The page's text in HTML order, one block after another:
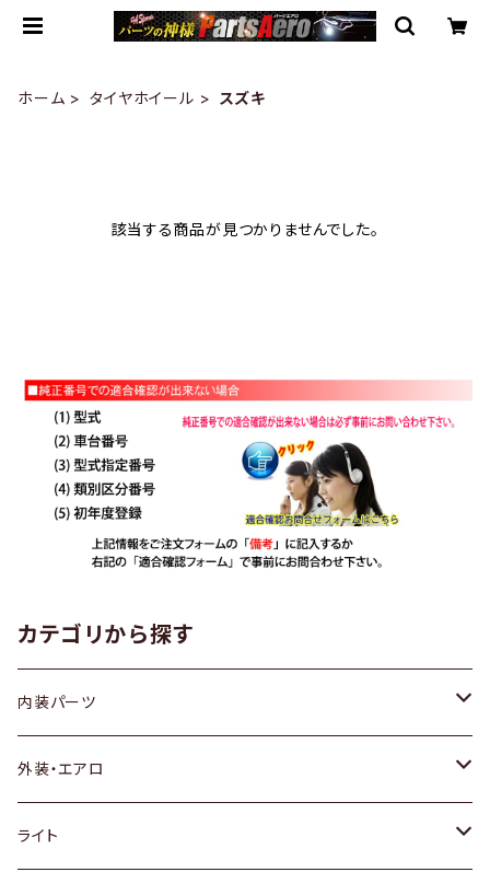
ホーム タイヤホイール スズキ
該当する商品が見つかりませんでした。
カテゴリから探す
内装パーツ
トヨタ
ホンダ
外装・エアロ
トヨタ
ライト